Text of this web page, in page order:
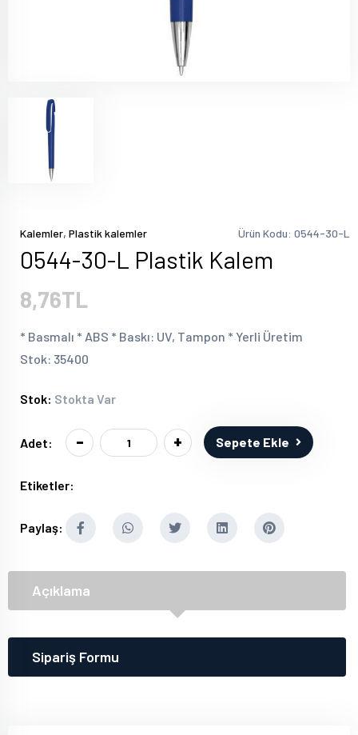
Kalemler, Plastik kalemler Ürün Kodu: 0544-30-L
0544-30-L Plastik Kalem
8,76TL
* Basmalı * ABS * Baskı: UV, Tampon * Yerli Üretim
Stok: 35400
Stok: Stokta Var
Adet: - + Sepete Ekle
Etiketler:
Paylaş:
Açıklama
Sipariş Formu